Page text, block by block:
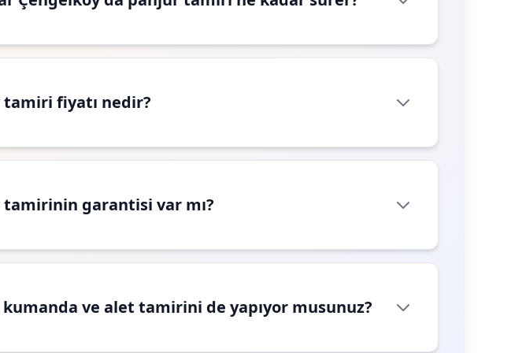
tamiri fiyatı nedir?
tamirinin garantisi var mı?
ve alet tamirini de yapıyor musunuz?